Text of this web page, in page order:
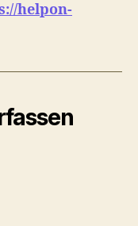
helpon-